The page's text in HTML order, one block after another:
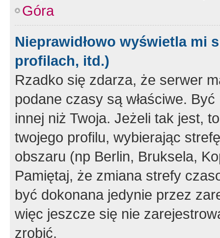
Góra
Nieprawidłowo wyświetla mi
profilach, itd.)
Rzadko się zdarza, że serwer
podane czasy są właściwe.
innej niż Twoja. Jeżeli tak jest,
twojego profilu, wybierając
obszaru (np Berlin, Bruksela,
Pamiętaj, że zmiana strefy
być dokonana jedynie przez
więc jeszcze się nie
zrobić.